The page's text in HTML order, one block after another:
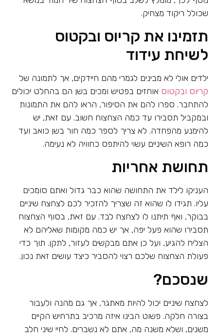
שכולל ריקוד מצחיק.
תזמינו את קריוס ובקטוס
לשיחת עידוד
ילדים אולי לא מבינים לגמרי מהם חיידקים, אך לתמונה של
קריוס ובקטוס אוחזים בפטיש ומכים בשן הם בהחלט יכולים
להתחבר. ספרו להם את הסיפור, הראו להם את התמונות
ובמקביל תסבירו עד כמה הצחצוח חשוב. עם זאת, יש
להימנע מהפחדה. לא צריך לספר כמה חור בשן כואב ועד
כמה רופא השיניים עשוי להיתפס כחוויה לא נעימה.
תחושת אחריות
העניקו לילד את התחושה שהוא כבר גדול ואתם סומכים
עליו. תגידו לו שהוא זה שצריך להזכיר לכם לצחצח שיניים
בבוקר, ואף תיתנו לו לצחצח לבד. עם זאת, בסוף הצחצוח
תסבירו שהוא פעל יפה, אך יש כמה מקומות שאליהם לא
הצליח להגיע, ועל כן אתם מבקשים לעזור, לתקן. תוך כדי
פעולת הצחצוח שלכם רצוי להסביר כיצד עושים זאת נכון.
שנסכם?
לצחצח שיניים יכול להיות מאתגר, אך גם מהנה ולעבור
בצורה חלקה. פשוט הבינו איזה מרכיב בתרחיש הקיים
משנים, ושלא משנה מה, אתם לא נשברים. לחיי שיני חלב